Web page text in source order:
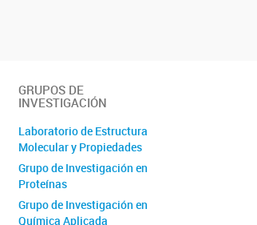
GRUPOS DE
INVESTIGACIÓN
Laboratorio de Estructura
Molecular y Propiedades
Grupo de Investigación en
Proteínas
Grupo de Investigación en
Química Aplicada